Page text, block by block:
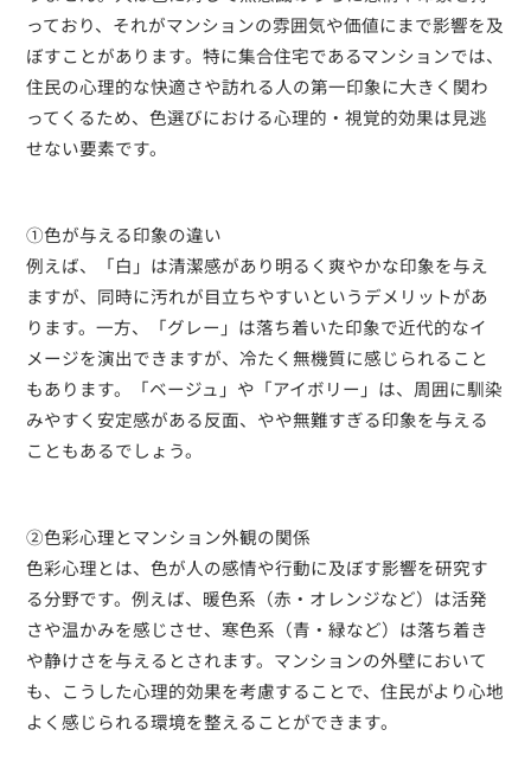
っており、それがマンションの雰囲気や価値にまで影響を及
ぼすことがあります。特に集合住宅であるマンションでは、
住民の心理的な快適さや訪れる人の第一印象に大きく関わ
ってくるため、色選びにおける心理的・視覚的効果は見逃
せない要素です。
①色が与える印象の違い
例えば、「白」は清潔感があり明るく爽やかな印象を与え
ますが、同時に汚れが目立ちやすいというデメリットがあ
ります。一方、「グレー」は落ち着いた印象で近代的なイ
メージを演出できますが、冷たく無機質に感じられること
もあります。「ベージュ」や「アイボリー」は、周囲に馴染
みやすく安定感がある反面、やや無難すぎる印象を与える
こともあるでしょう。
②色彩心理とマンション外観の関係
色彩心理とは、色が人の感情や行動に及ぼす影響を研究す
る分野です。例えば、暖色系（赤・オレンジなど）は活発
さや温かみを感じさせ、寒色系（青・緑など）は落ち着き
や静けさを与えるとされます。マンションの外壁において
も、こうした心理的効果を考慮することで、住民がより心地
よく感じられる環境を整えることができます。